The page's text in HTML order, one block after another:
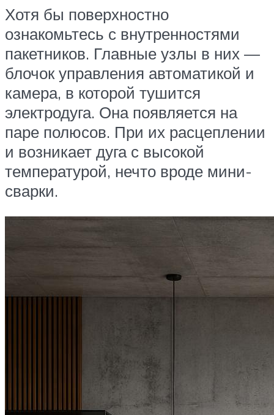
Хотя бы поверхностно
ознакомьтесь с внутренностями
пакетников. Главные узлы в них —
блочок управления автоматикой и
камера, в которой тушится
электродуга. Она появляется на
паре полюсов. При их расцеплении
и возникает дуга с высокой
температурой, нечто вроде мини-
сварки.